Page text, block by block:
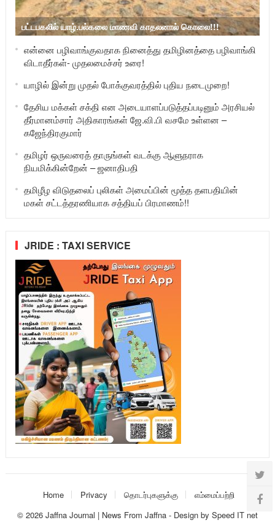
பட்டபகலில் யாழ்.பல்கலை மாணவி காதலனால் கொலை!!!
என்னை பழிவாங்குவதாக நினைத்து தமிழினத்தை பழிவாங்கி
விடாதீர்கள்- முதலமைச்சர் உரை!
யாழில் இன்று முதல் போக்குவரத்தில் புதிய நடைமுறை!
தேசிய மக்கள் சக்தி என அடையாளப்படுத்தப்படினும் அரசியல்
தீர்மானம்சார் அதிகாரங்கள் ஜே.வி.பி வசமே உள்ளன –
கஜேந்திரகுமார்
தமிழர் ஒருவரைத் தாருங்கள் வடக்கு ஆளுநராக
நியமிக்கின்றேன் – ஜனாதிபதி
தமிழீழ விடுதலைப் புலிகள் அமைப்பின் மூத்த தளபதியின்
மகள் சட்டத்தரணியாக சத்தியப் பிரமாணம்!!
JRIDE : TAXI SERVICE
Home Privacy தொடர்புகளுக்கு
எம்மைப்பற்றி
© 2026 Jaffna Journal | News From Jaffna- Design by Speed IT net